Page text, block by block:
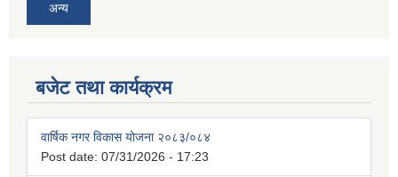
अन्य
बजेट तथा कार्यक्रम
वार्षिक नगर विकास योजना २०८३/०८४
Post date: 07/31/2026 - 17:23